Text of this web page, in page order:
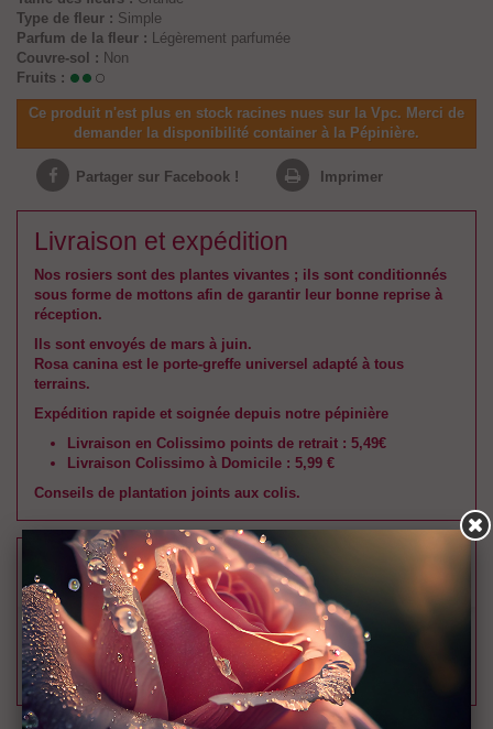
Type de fleur : Simple
Parfum de la fleur : Légèrement parfumée
Couvre-sol : Non
Fruits :
Ce produit n'est plus en stock racines nues sur la Vpc. Merci de
demander la disponibilité container à la Pépinière.
Partager sur Facebook ! Imprimer
Livraison et expédition
Nos rosiers sont des plantes vivantes ; ils sont conditionnés
sous forme de mottons afin de garantir leur bonne reprise à
réception.
Ils sont envoyés de mars à juin.
Rosa canina est le porte-greffe universel adapté à tous
terrains.
Expédition rapide et soignée depuis notre pépinière
Livraison en Colissimo points de retrait : 5,49€
Livraison Colissimo à Domicile : 5,99 €
Conseils de plantation joints aux colis.
22,00 €TTC
Présentation
Mottons